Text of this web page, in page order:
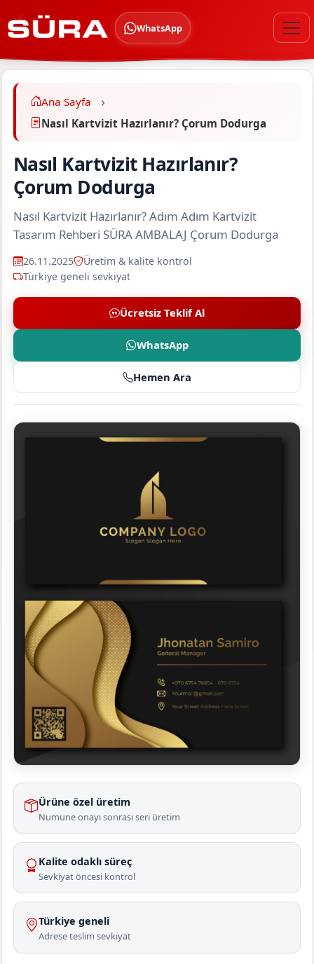
WhatsApp
Ana Sayfa
Nasıl Kartvizit Hazırlanır? Çorum Dodurga
Nasıl Kartvizit Hazırlanır?
Çorum Dodurga
Nasıl Kartvizit Hazırlanır? Adım Adım Kartvizit
Tasarım Rehberi SÜRA AMBALAJ Çorum Dodurga
26.11.2025
Üretim & kalite kontrol
Türkiye geneli sevkiyat
Ücretsiz Teklif Al
WhatsApp
Hemen Ara
Ürüne özel üretim
Numune onayı sonrası seri üretim
Kalite odaklı süreç
Sevkiyat öncesi kontrol
Türkiye geneli
Adrese teslim sevkiyat